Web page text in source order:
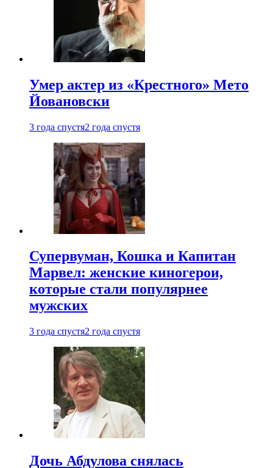
Умер актер из «Крестного» Мето
Йовановски
3 года спустя2 года спустя
Супервуман, Кошка и Капитан
Марвел: женские киногерои,
которые стали популярнее
мужских
3 года спустя2 года спустя
Дочь Абдулова снялась